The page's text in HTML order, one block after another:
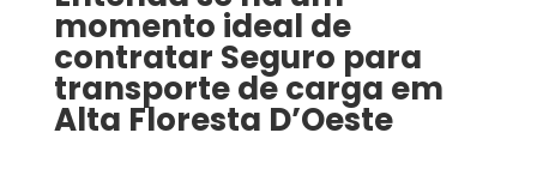
momento ideal de
contratar Seguro para
transporte de carga em
Alta Floresta D’Oeste